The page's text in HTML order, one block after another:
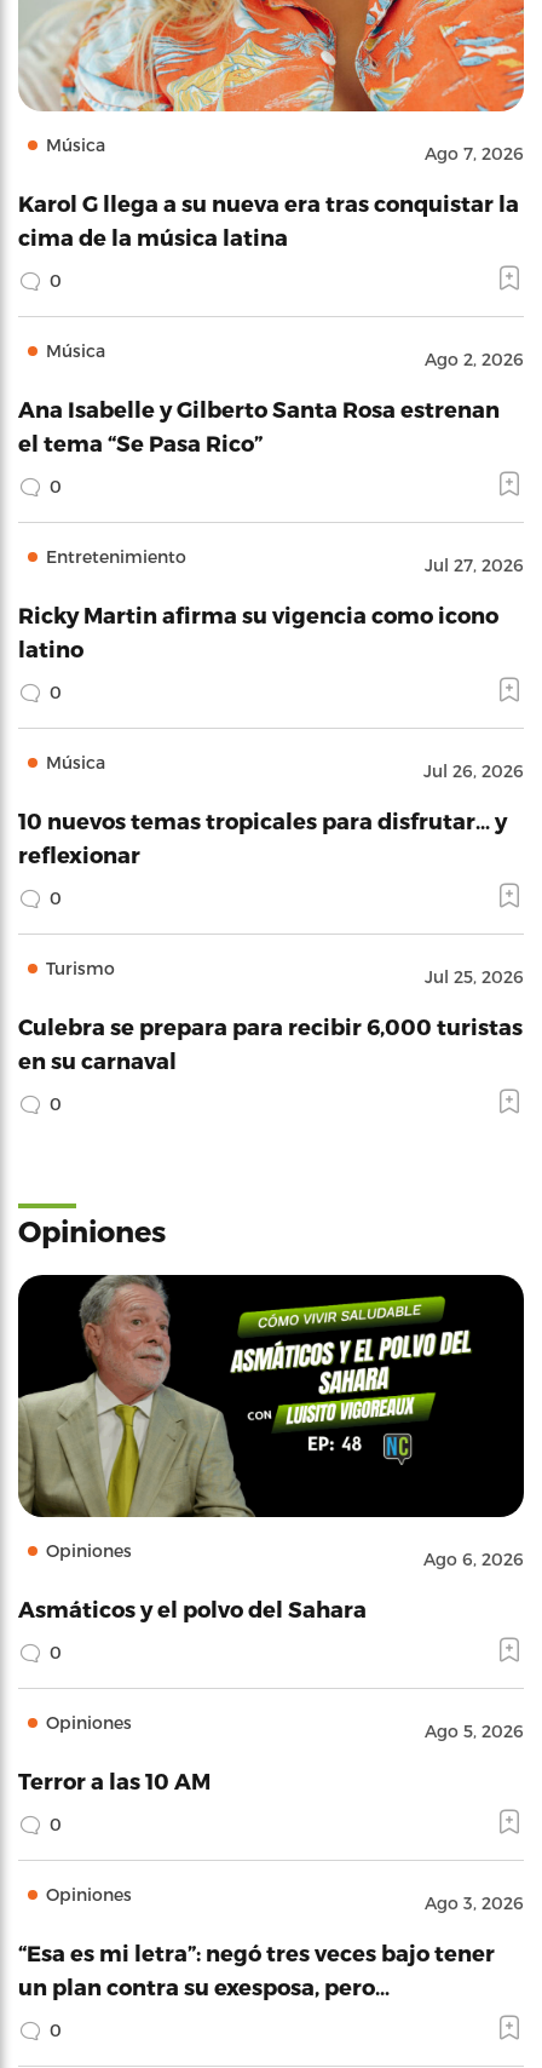
Música Ago 7, 2026
Karol G llega a su nueva era tras conquistar la
cima de la música latina
0
Música Ago 2, 2026
Ana Isabelle y Gilberto Santa Rosa estrenan
el tema “Se Pasa Rico”
0
Entretenimiento Jul 27, 2026
Ricky Martin afirma su vigencia como icono
latino
0
Música Jul 26, 2026
10 nuevos temas tropicales para disfrutar… y
reflexionar
0
Turismo Jul 25, 2026
Culebra se prepara para recibir 6,000 turistas
en su carnaval
0
Opiniones
Opiniones Ago 6, 2026
Asmáticos y el polvo del Sahara
0
Opiniones Ago 5, 2026
Terror a las 10 AM
0
Opiniones Ago 3, 2026
“Esa es mi letra”: negó tres veces bajo tener
un plan contra su exesposa, pero…
0